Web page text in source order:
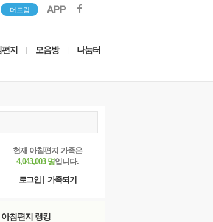
더드림
지 모음방 나눔터
현재 아침편지 가족은
4,043,003 명입니다.
로그인
가족되기
아침편지 랭킹